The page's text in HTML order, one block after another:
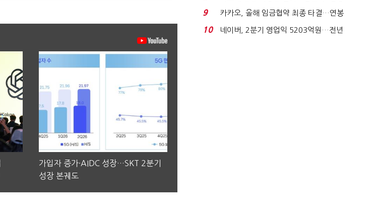
가입자 증가·AIDC 성장…SKT 2분기
성장 본궤도
금 폭탄' 우려...
9
카카오, 올해 임금협약 최종 타결…연봉
6.3% 인상·격려...
10
네이버, 2분기 영업익 5203억원…전년